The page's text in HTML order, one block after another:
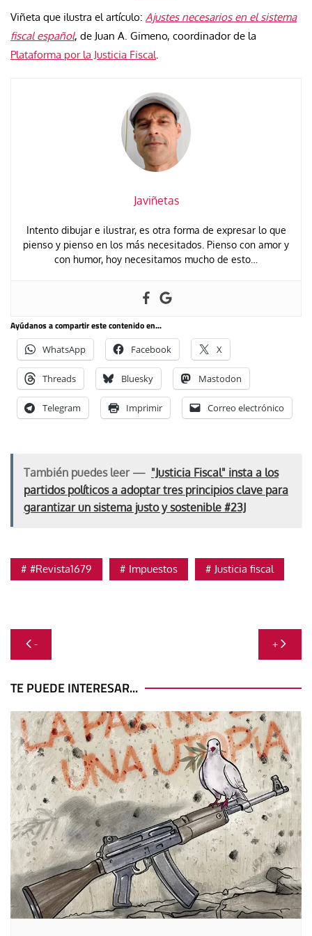
Viñeta que ilustra el artículo: Ajustes necesarios en el sistema
fiscal español, de Juan A. Gimeno, coordinador de la
Plataforma por la Justicia Fiscal.
Javiñetas
Intento dibujar e ilustrar, es otra forma de expresar lo que
pienso y pienso en los más necesitados. Pienso con amor y
con humor, hoy necesitamos mucho de esto…
Ayúdanos a compartir este contenido en...
WhatsApp Facebook X
Threads Bluesky Mastodon
Telegram Imprimir Correo electrónico
También puedes leer — "Justicia Fiscal" insta a los
partidos políticos a adoptar tres principios clave para
garantizar un sistema justo y sostenible #23J
#Revista1679 Impuestos Justicia fiscal
Navegación
de
entradas
- +
TE PUEDE INTERESAR...